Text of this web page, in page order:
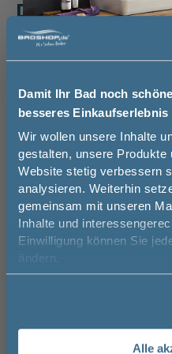
Damit Ihr Bad noch
besseres Einkaufserlebnis
Wir wollen unsere Inhalte
gestalten, unsere Produkte
Website stetig verbessern
analysieren. Weiterhin
gemeinsam mit unseren
Inhalte und
Einwilligung können Sie
ändern.
Alle
Das passt dazu
Waschtischarmatur (3)
Röhrensiphon (1)
TOPSELLER -10%
Jetzt 50
Melde Sie
Newsletter
50€* auf
Vorname